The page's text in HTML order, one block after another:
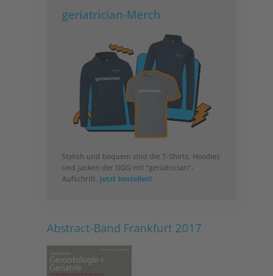
geriatrician-Merch
Stylish und bequem sind die T-Shirts, Hoodies
und Jacken der DGG mit "geriatrician"-
Aufschrift. Jetzt bestellen!
Abstract-Band Frankfurt 2017